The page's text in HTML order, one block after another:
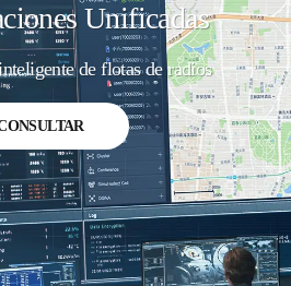
Unificadas
de flotas de radios